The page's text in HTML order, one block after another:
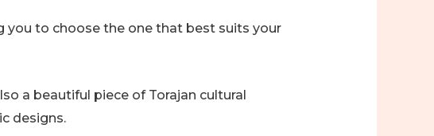
you to choose the one that best suits your
a beautiful piece of Torajan cultural
designs.